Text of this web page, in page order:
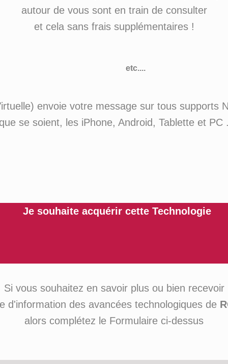
autour de vous sont en train de consulter
et cela sans frais supplémentaires !
etc....
envoie votre message sur tous supports
se soient, les iPhone, Android, Tablette et PC
Je souhaite acquérir cette Technologie
Si vous souhaitez en savoir plus ou bien recevoir
d'information des avancées technologiques de
alors complétez le Formulaire ci-dessus